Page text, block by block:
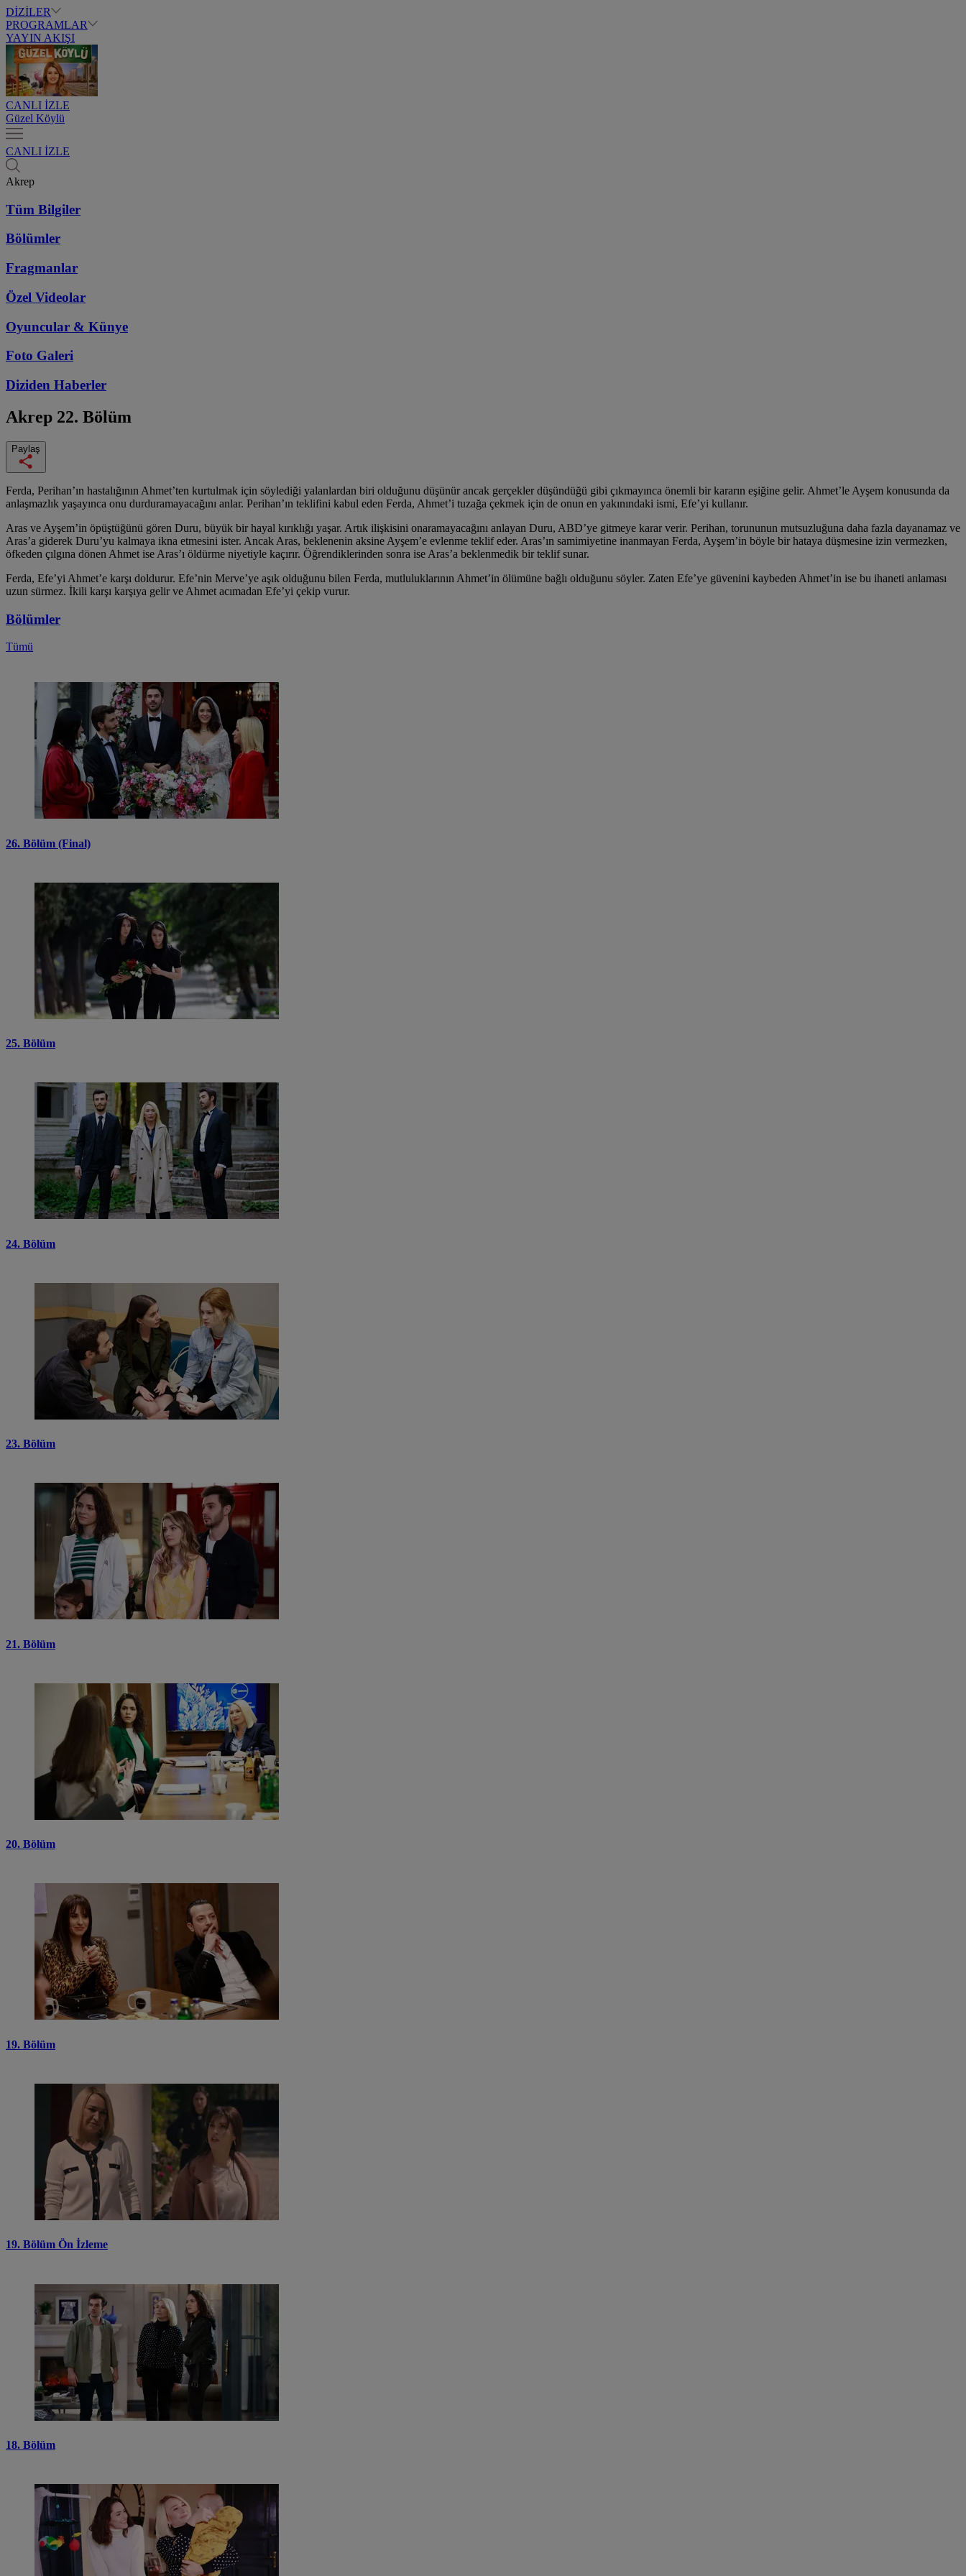
DİZİLER
PROGRAMLAR
YAYIN AKIŞI
CANLI İZLE
Güzel Köylü
CANLI İZLE
Akrep
Tüm Bilgiler
Bölümler
Fragmanlar
Özel Videolar
Oyuncular & Künye
Foto Galeri
Diziden Haberler
Akrep 22. Bölüm
Paylaş
Ferda, Perihan’ın hastalığının Ahmet’ten kurtulmak için söylediği yalanlardan biri olduğunu düşünür ancak gerçekler düşündüğü gibi çıkmayınca önemli bir kararın eşiğine gelir. Ahmet’le Ayşem konusunda da
anlaşmazlık yaşayınca onu durduramayacağını anlar. Perihan’ın teklifini kabul eden Ferda, Ahmet’i tuzağa çekmek için de onun en yakınındaki ismi, Efe’yi kullanır.
Aras ve Ayşem’in öpüştüğünü gören Duru, büyük bir hayal kırıklığı yaşar. Artık ilişkisini onaramayacağını anlayan Duru, ABD’ye gitmeye karar verir. Perihan, torununun mutsuzluğuna daha fazla dayanamaz ve
Aras’a giderek Duru’yu kalmaya ikna etmesini ister. Ancak Aras, beklenenin aksine Ayşem’e evlenme teklif eder. Aras’ın samimiyetine inanmayan Ferda, Ayşem’in böyle bir hataya düşmesine izin vermezken,
öfkeden çılgına dönen Ahmet ise Aras’ı öldürme niyetiyle kaçırır. Öğrendiklerinden sonra ise Aras’a beklenmedik bir teklif sunar.
Ferda, Efe’yi Ahmet’e karşı doldurur. Efe’nin Merve’ye aşık olduğunu bilen Ferda, mutluluklarının Ahmet’in ölümüne bağlı olduğunu söyler. Zaten Efe’ye güvenini kaybeden Ahmet’in ise bu ihaneti anlaması
uzun sürmez. İkili karşı karşıya gelir ve Ahmet acımadan Efe’yi çekip vurur.
Bölümler
Tümü
26. Bölüm (Final)
25. Bölüm
24. Bölüm
23. Bölüm
21. Bölüm
20. Bölüm
19. Bölüm
19. Bölüm Ön İzleme
18. Bölüm